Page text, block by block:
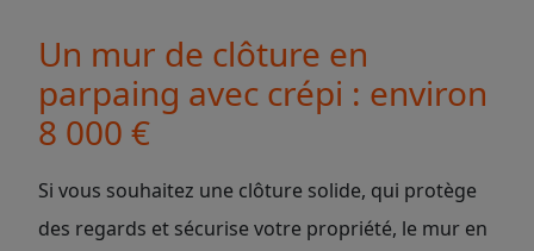
Un mur de clôture en
parpaing avec crépi : environ
8 000 €
Si vous souhaitez une clôture solide, qui protège
des regards et sécurise votre propriété, le mur en